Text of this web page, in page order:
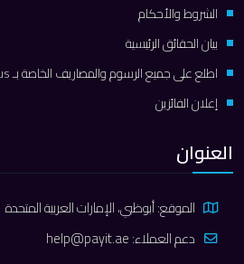
الشروط والأحكام
بيان الحقائق الرئيسية
اطلع على جميع الرسوم والمصاريف الخاصة بـ Payit Plus
إعلان الفائزين
العنوان
الموقع: أبوظبي، الإمارات العربية المتحدة
دعم العملاء:help@payit.ae